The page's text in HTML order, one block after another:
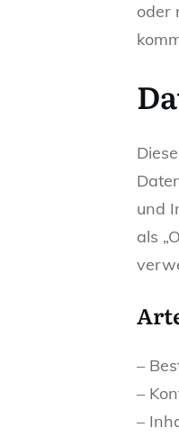
oder
und
als
–
–
–